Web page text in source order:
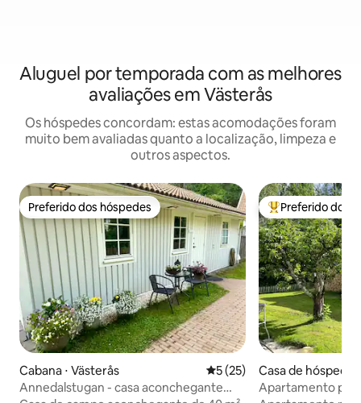
Aluguel por temporada com as melhores
avaliações em Västerås
Os hóspedes concordam: estas acomodações foram
muito bem avaliadas quanto a localização, limpeza e
outros aspectos.
Preferido dos hóspedes
Preferido dos hóspedes
Cabana ⋅ Västerås 5 de uma avaliação média
5 (25)
Annedalstugan - casa aconchegante
Entre os
Preferido dos
Casa de
Apartamento